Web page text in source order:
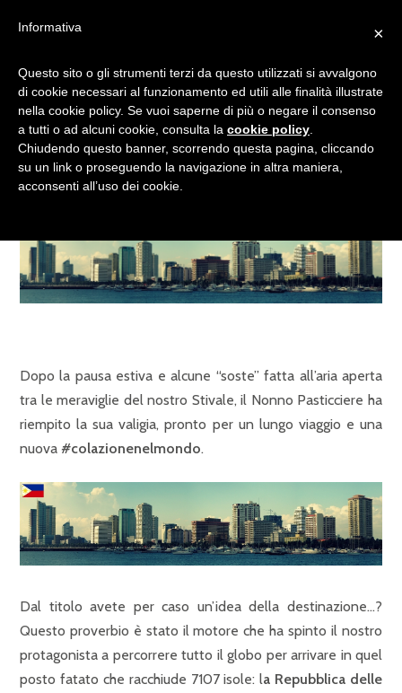
“I PESCI VENGONO PRESI
PER LA BOCCA. LA GENTE
PER LA PAROLA”
Dopo la pausa estiva e alcune “soste” fatta all’aria aperta
tra le meraviglie del nostro Stivale, il Nonno Pasticciere ha
riempito la sua valigia, pronto per un lungo viaggio e una
nuova #colazionenelmondo.
Dal titolo avete per caso un’idea della destinazione…?
Questo proverbio è stato il motore che ha spinto il nostro
protagonista a percorrere tutto il globo per arrivare in quel
posto fatato che racchiude 7107 isole: la Repubblica delle
×
Informativa
Questo sito o gli strumenti terzi da questo utilizzati si avvalgono
di cookie necessari al funzionamento ed utili alle finalità illustrate
nella cookie policy. Se vuoi saperne di più o negare il consenso
a tutti o ad alcuni cookie, consulta la cookie policy
Chiudendo questo banner, scorrendo questa pagina, cliccando
su un link o proseguendo la navigazione in altra maniera,
acconsenti all’uso dei cookie.